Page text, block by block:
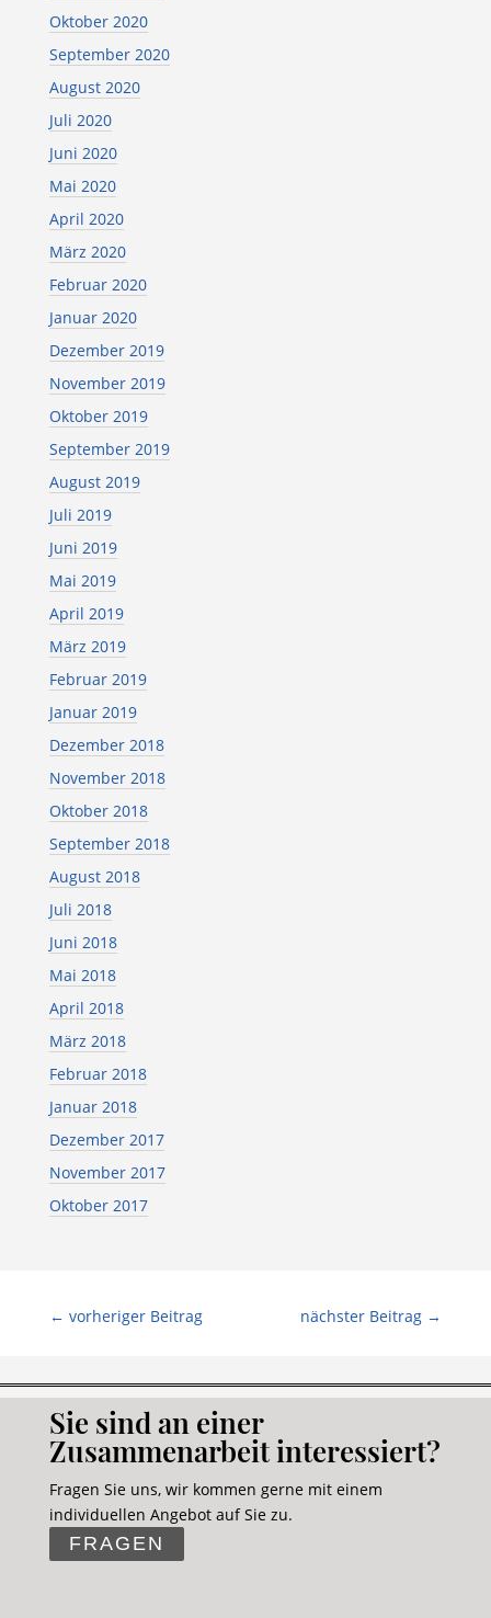
Oktober 2020
September 2020
August 2020
Juli 2020
Juni 2020
Mai 2020
April 2020
März 2020
Februar 2020
Januar 2020
Dezember 2019
November 2019
Oktober 2019
September 2019
August 2019
Juli 2019
Juni 2019
Mai 2019
April 2019
März 2019
Februar 2019
Januar 2019
Dezember 2018
November 2018
Oktober 2018
September 2018
August 2018
Juli 2018
Juni 2018
Mai 2018
April 2018
März 2018
Februar 2018
Januar 2018
Dezember 2017
November 2017
Oktober 2017
← vorheriger Beitrag nächster Beitrag →
Sie sind an einer
Zusammenarbeit interessiert?
Fragen Sie uns, wir kommen gerne mit einem
individuellen Angebot auf Sie zu.
FRAGEN